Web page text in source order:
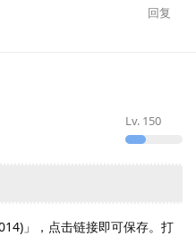
回复
Lv. 150
」，点击链接即可保存。打